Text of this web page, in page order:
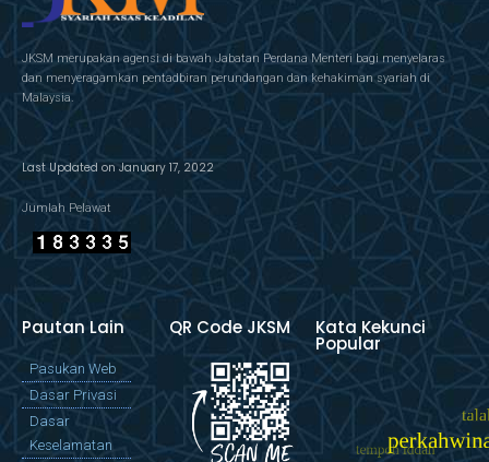
JKSM merupakan agensi di bawah Jabatan Perdana Menteri bagi menyelaras
dan menyeragamkan pentadbiran perundangan dan kehakiman syariah di
Malaysia.
Last Updated on January 17, 2022
Jumlah Pelawat
Pautan Lain
Pasukan Web
Dasar Privasi
Dasar
Keselamatan
QR Code JKSM Kata Kekunci
Popular